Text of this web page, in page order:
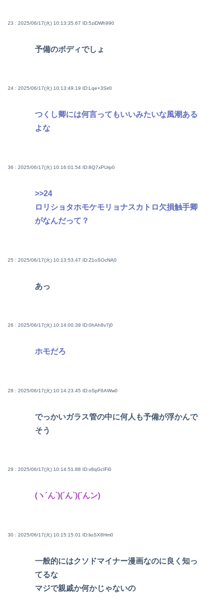
23 : 2025/06/17(火) 10:13:35.67 ID:5ziDWh990
予備のボディでしょ
24 : 2025/06/17(火) 10:13:49.19 ID:Lqe+3Sir0
つくし卿には何言ってもいいみたいな風潮ある
よな
36 : 2025/06/17(火) 10:16:01.54 ID:8Q7xPUrp0
>>24
ロリショタホモケモリョナスカトロ欠損触手卿
がなんだって？
25 : 2025/06/17(火) 10:13:53.47 ID:Z1oSOcNA0
あっ
26 : 2025/06/17(火) 10:14:00.39 ID:0hAh8v7j0
ホモだろ
28 : 2025/06/17(火) 10:14:23.45 ID:oSpF6AWw0
でっかいガラス管の中に何人も予備が浮かんで
そう
29 : 2025/06/17(火) 10:14:51.88 ID:v8qGcIFi0
(ヽ´ん`)(´ん`)(´んン)
30 : 2025/06/17(火) 10:15:15.01 ID:lioSX8Hm0
一般的にはクソドマイナー漫画なのに良く知っ
てるな
マジで親戚か何かじゃないの